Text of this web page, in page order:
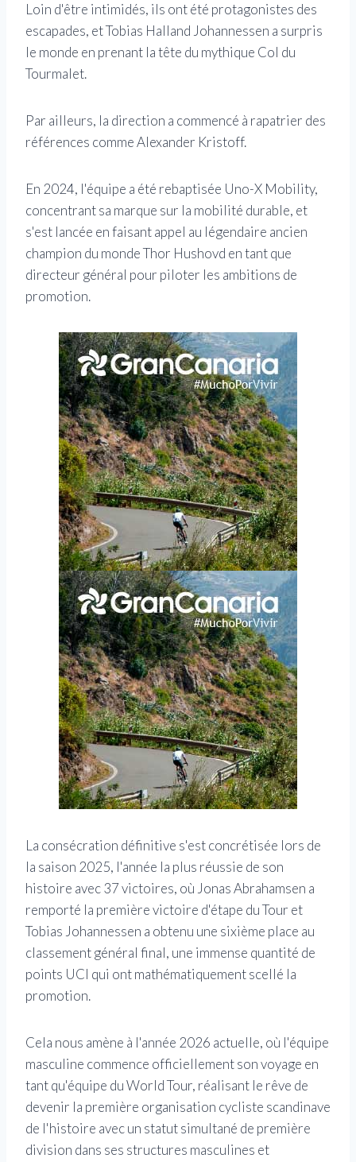
Loin d'être intimidés, ils ont été protagonistes des
escapades, et Tobias Halland Johannessen a surpris
le monde en prenant la tête du mythique Col du
Tourmalet.
Par ailleurs, la direction a commencé à rapatrier des
références comme Alexander Kristoff.
En 2024, l'équipe a été rebaptisée Uno-X Mobility,
concentrant sa marque sur la mobilité durable, et
s'est lancée en faisant appel au légendaire ancien
champion du monde Thor Hushovd en tant que
directeur général pour piloter les ambitions de
promotion.
La consécration définitive s'est concrétisée lors de
la saison 2025, l'année la plus réussie de son
histoire avec 37 victoires, où Jonas Abrahamsen a
remporté la première victoire d'étape du Tour et
Tobias Johannessen a obtenu une sixième place au
classement général final, une immense quantité de
points UCI qui ont mathématiquement scellé la
promotion.
Cela nous amène à l'année 2026 actuelle, où l'équipe
masculine commence officiellement son voyage en
tant qu'équipe du World Tour, réalisant le rêve de
devenir la première organisation cycliste scandinave
de l'histoire avec un statut simultané de première
division dans ses structures masculines et